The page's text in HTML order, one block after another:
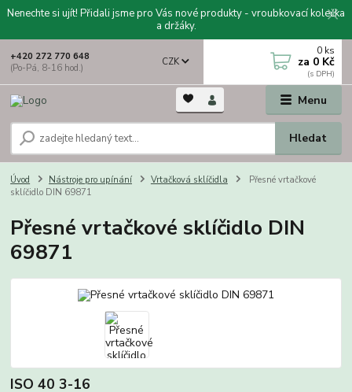
Nenechte si ujít! Přidali jsme pro Vás nové produkty - vroubkovací kolečka
a držáky.
Menu
CZK
Hledat
+420 272 770 648
(Po-Pá, 8-16 hod.)
0 ks
za 0 Kč
Úvod Nástroje pro upínání Vrtačková sklíčidla
Přesné vrtačkové
sklíčidlo DIN 69871
Přesné vrtačkové sklíčidlo DIN
69871
ISO 40 3-16